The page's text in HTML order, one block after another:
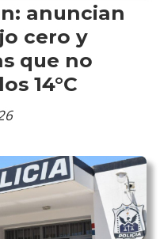
anuncian
cero y
que no
14°C